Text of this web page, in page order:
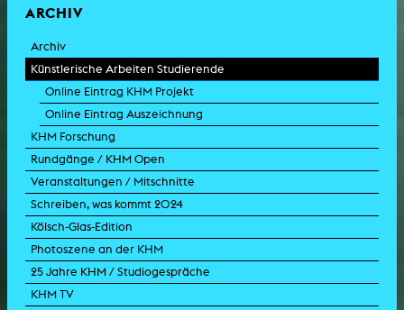
ARCHIV
Archiv
Künstlerische Arbeiten Studierende
Online Eintrag KHM Projekt
Online Eintrag Auszeichnung
KHM Forschung
Rundgänge / KHM Open
Veranstaltungen / Mitschnitte
Schreiben, was kommt 2024
Kölsch-Glas-Edition
Photoszene an der KHM
25 Jahre KHM / Studiogespräche
KHM TV